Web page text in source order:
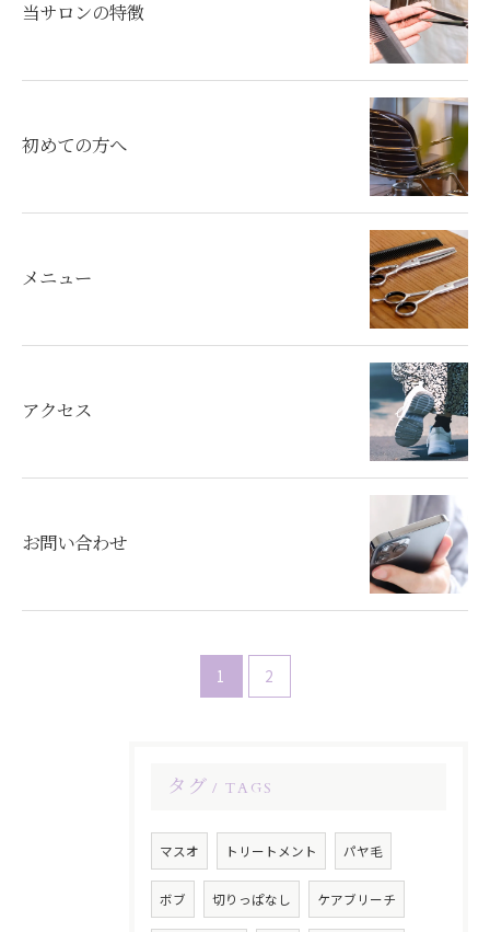
当サロンの特徴
初めての方へ
メニュー
アクセス
お問い合わせ
1 2
タグ TAGS
マスオ トリートメント パヤ毛
ボブ 切りっぱなし ケアブリーチ